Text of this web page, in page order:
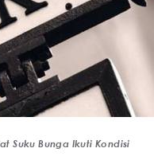
Suku Bunga Ikuti Kondisi